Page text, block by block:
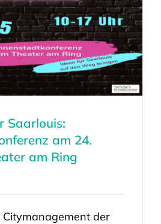
Saarlouis:
am 24.
am Ring
Citymanagement der